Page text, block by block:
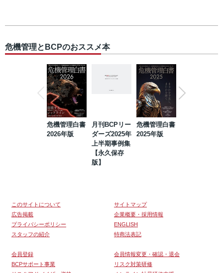
危機管理とBCPのおススメ本
危機管理白書
2026年版
月刊BCPリー
ダーズ2025年
上半期事例集
【永久保存
版】
危機管理白書
2025年版
このサイトについて
サイトマップ
広告掲載
企業概要・採用情報
プライバシーポリシー
ENGLISH
スタッフの紹介
特商法表記
会員登録
会員情報変更・確認・退会
BCPサポート事業
リスク対策研修